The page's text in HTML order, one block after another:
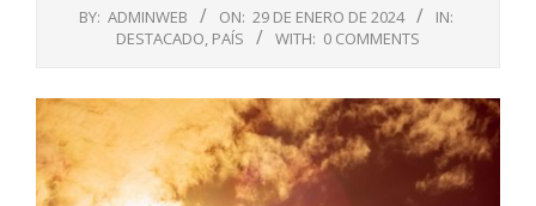
BY: ADMINWEB ON: 29 DE ENERO DE 2024
IN:
DESTACADO, PAÍS WITH: 0 COMMENTS